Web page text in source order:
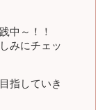
中～！！
みにチェッ
指していき